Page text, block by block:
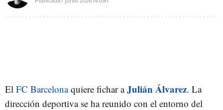
El FC Barcelonaquiere fichar aJulián Álvarez. La
dirección deportiva se ha reunido con el entorno del